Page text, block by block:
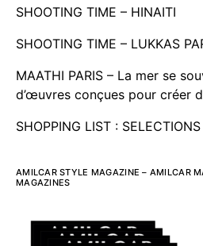
SHOOTING TIME – HINAITI
SHOOTING TIME – LUKKAS
MAATHI PARIS – La mer se
d’œuvres conçues pour créer
SHOPPING LIST :
AMILCAR STYLE MAGAZINE – AMILCAR
MAGAZINES